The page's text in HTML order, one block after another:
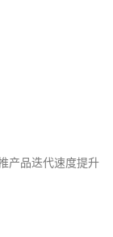
产品迭代速度提升